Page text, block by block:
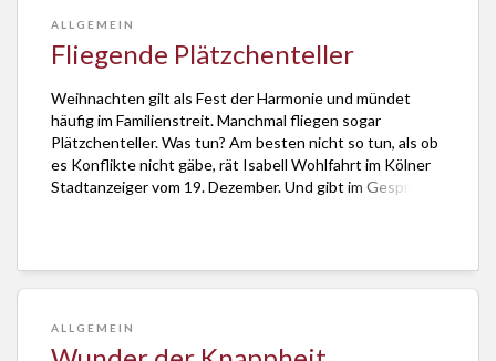
ALLGEMEIN
Fliegende Plätzchenteller
Weihnachten gilt als Fest der Harmonie und mündet
häufig im Familienstreit. Manchmal fliegen sogar
Plätzchenteller. Was tun? Am besten nicht so tun, als ob
es Konflikte nicht gäbe, rät Isabell Wohlfahrt im Kölner
Stadtanzeiger vom 19. Dezember. Und gibt im Gespräch
ALLGEMEIN